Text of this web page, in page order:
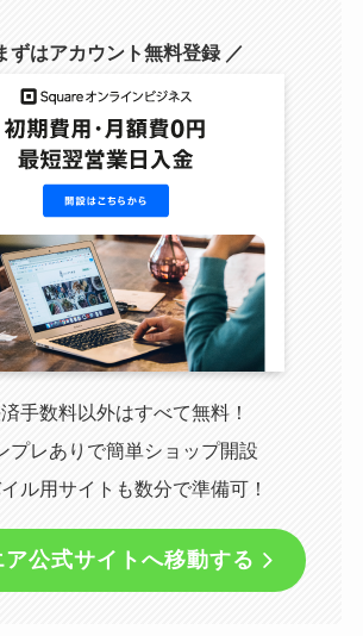
ずはアカウント無料登録 ／
手数料以外はすべて無料！
プレありで簡単ショップ開設
ル用サイトも数分で準備可！
ア公式サイトへ移動する